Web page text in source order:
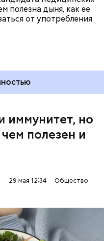
полезна дыня, как ее
от употребления
иммунитет, но
полезен и
29 мая 12:34 Общество
При
синдроме
и панкреатите
из рациона, —
привести к
и раздражать
человеку
в рацион несколько
в свежем